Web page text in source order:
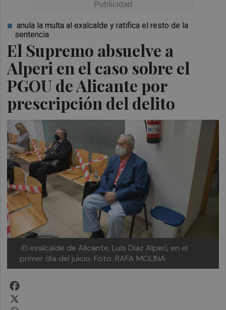
El Supremo absuelve a
Alperi en el caso sobre el
PGOU de Alicante por
prescripción del delito
anula la multa al exalcalde y ratifica el resto de la
sentencia
El exalcalde de Alicante, Luis Díaz Alperi, en el
primer día del juicio. Foto: RAFA MOLINA